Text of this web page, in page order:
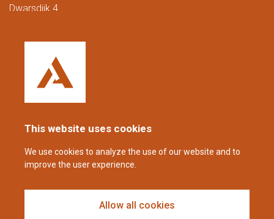
This website uses cookies
We use cookies to analyze the use of our website and to
improve the user experience.
Allow all cookies
Dwarsdijk 4
Niederlande
+31 (0)88 23 42 200
08:00 bis 16:00 Uhr (CET/CEST).
coppens@alltech.com
Follow us